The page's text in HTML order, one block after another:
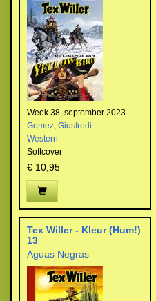
Week 38, september 2023
Gomez, Giusfredi
Western
Softcover
€ 10,95
Tex Willer - Kleur (Hum!)
13
Aguas Negras